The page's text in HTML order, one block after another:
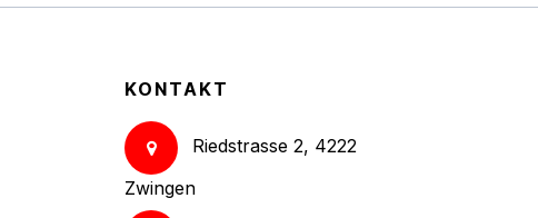
KONTAKT
Riedstrasse 2, 4222
Zwingen